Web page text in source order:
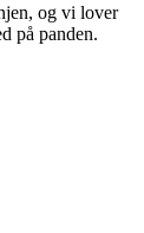
og vi lover
på panden.